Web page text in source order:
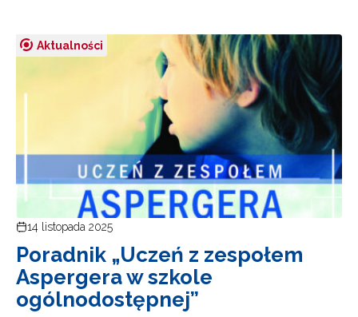
Aktualności
14 listopada 2025
Poradnik „Uczeń z zespołem
Aspergera w szkole
ogólnodostępnej”